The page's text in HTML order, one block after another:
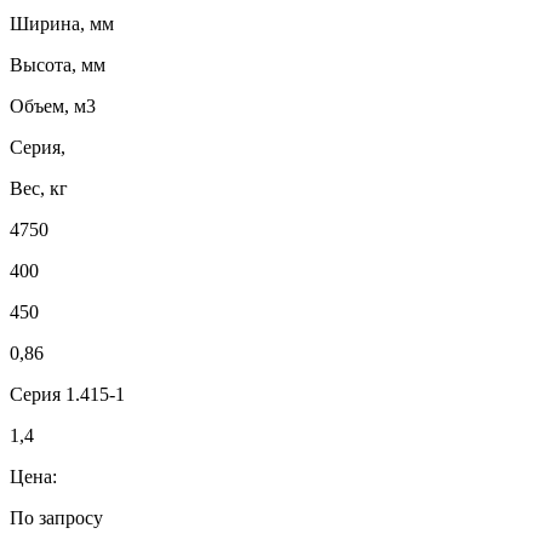
Ширина, мм
Высота, мм
Объем, м3
Серия,
Вес, кг
4750
400
450
0,86
Серия 1.415-1
1,4
Цена:
По запросу